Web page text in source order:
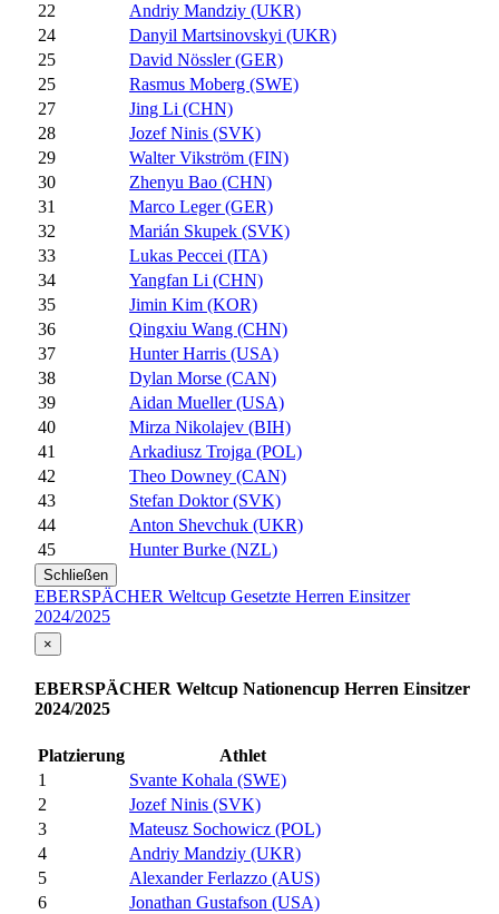
22
Andriy Mandziy (UKR)
24
Danyil Martsinovskyi (UKR)
25
David Nössler (GER)
25
Rasmus Moberg (SWE)
27
Jing Li (CHN)
28
Jozef Ninis (SVK)
29
Walter Vikström (FIN)
30
Zhenyu Bao (CHN)
31
Marco Leger (GER)
32
Marián Skupek (SVK)
33
Lukas Peccei (ITA)
34
Yangfan Li (CHN)
35
Jimin Kim (KOR)
36
Qingxiu Wang (CHN)
37
Hunter Harris (USA)
38
Dylan Morse (CAN)
39
Aidan Mueller (USA)
40
Mirza Nikolajev (BIH)
41
Arkadiusz Trojga (POL)
42
Theo Downey (CAN)
43
Stefan Doktor (SVK)
44
Anton Shevchuk (UKR)
45
Hunter Burke (NZL)
Schließen
EBERSPÄCHER Weltcup Gesetzte Herren Einsitzer
2024/2025
×
EBERSPÄCHER Weltcup Nationencup Herren Einsitzer
2024/2025
Platzierung
Athlet
1
Svante Kohala (SWE)
2
Jozef Ninis (SVK)
3
Mateusz Sochowicz (POL)
4
Andriy Mandziy (UKR)
5
Alexander Ferlazzo (AUS)
6
Jonathan Gustafson (USA)